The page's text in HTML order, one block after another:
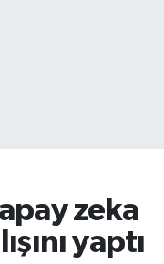
zeka
yaptı